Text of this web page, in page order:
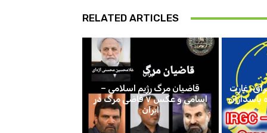
RELATED ARTICLES
غارت
ایران
قاضیان مرگ رژیم اسلامی –
اسامی و عکس ۷ قاضی مرگ در
ایران